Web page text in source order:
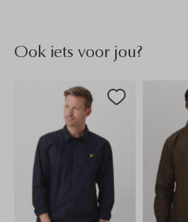
Ook iets voor jou?